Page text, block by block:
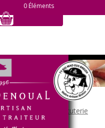
0 Éléments
Charcuterie
- Maître